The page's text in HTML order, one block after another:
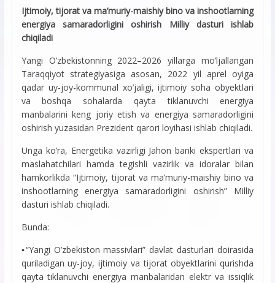
Ijtimoiy, tijorat va ma’muriy-maishiy bino va inshootlarning
energiya samaradorligini oshirish Milliy dasturi ishlab
chiqiladi
Yangi O’zbekistonning 2022–2026 yillarga mo’ljallangan
Taraqqiyot strategiyasiga asosan, 2022 yil aprel oyiga
qadar uy-joy-kommunal xo’jaligi, ijtimoiy soha obyektlari
va boshqa sohalarda qayta tiklanuvchi energiya
manbalarini keng joriy etish va energiya samaradorligini
oshirish yuzasidan Prezident qarori loyihasi ishlab chiqiladi.
Unga ko’ra, Energetika vazirligi Jahon banki ekspertlari va
maslahatchilari hamda tegishli vazirlik va idoralar bilan
hamkorlikda “Ijtimoiy, tijorat va ma’muriy-maishiy bino va
inshootlarning energiya samaradorligini oshirish” Milliy
dasturi ishlab chiqiladi.
Bunda:
▪️“Yangi O’zbekiston massivlari” davlat dasturlari doirasida
quriladigan uy-joy, ijtimoiy va tijorat obyektlarini qurishda
qayta tiklanuvchi energiya manbalaridan elektr va issiqlik